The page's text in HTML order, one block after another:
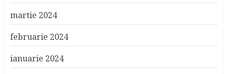
martie 2024
februarie 2024
ianuarie 2024